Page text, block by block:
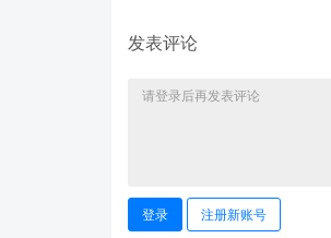
发表评论
登录 注册新账号